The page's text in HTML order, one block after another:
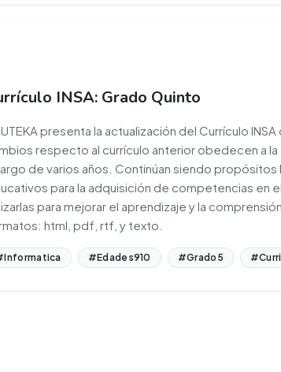
INSA: Grado Quinto
presenta la actualización del Currículo
respecto al currículo anterior obedecen a la
de varios años. Continúan siendo
para la adquisición de competencias en
para mejorar el aprendizaje y la
html, pdf, rtf, y texto.
#Edades910 #Grado5